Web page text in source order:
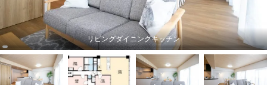
リビングダイニングキッチン